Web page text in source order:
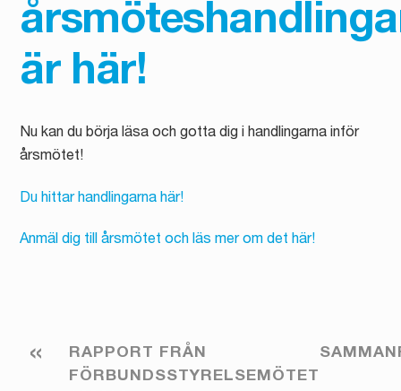
är här!
Nu kan du börja läsa och gotta dig i handlingarna inför
årsmötet!
Du hittar handlingarna här!
Anmäl dig till årsmötet och läs mer om det här!
«
RAPPORT FRÅN
FÖRBUNDSSTYRELSEMÖTET